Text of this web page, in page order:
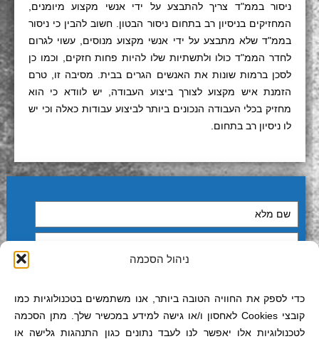
ניהול הסכמה
כדי לספק את החוויה הטובה ביותר, אנו משתמשים בטכנולוגיות כמו
קובצי Cookies לאחסון ו/או גישה למידע במכשיר שלך. מתן הסכמה
לטכנולוגיות אלו יאפשר לנו לעבד נתונים כגון התנהגות גלישה או
ניסור בממ"ד צריך להתבצע על ידי אנשי מקצוע מיומנים,
המחזיקים בניסיון רב בתחום ניסור הבטון. חשוב להבין כי ניסור
בממ"ד שלא מתבצע על ידי אנשי מקצוע מנוסים, עשוי לגרום
לחדר הממ"ד כולו ולתשתיות שלו להיות פחות חזקים, וכמו כן
לסכן ברמות שונות את האנשים הגרים בבית. מסיבה זו, טרם
הזמנת איש מקצוע לצורך ביצוע העבודה, יש לוודא כי הוא
מחזיק בכלי העבודה הנכונים ביותר לביצוע עבודות כאלה וכי יש
לו ניסיון רב בתחום.